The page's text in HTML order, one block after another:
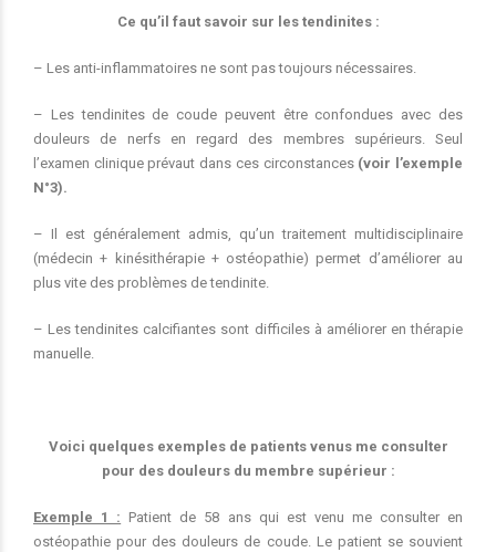
Ce qu’il faut savoir sur les tendinites :
– Les anti-inflammatoires ne sont pas toujours nécessaires.
– Les tendinites de coude peuvent être confondues avec des
douleurs de nerfs en regard des membres supérieurs. Seul
l’examen clinique prévaut dans ces circonstances (voir l’exemple
N°3).
– Il est généralement admis, qu’un traitement multidisciplinaire
(médecin + kinésithérapie + ostéopathie) permet d’améliorer au
plus vite des problèmes de tendinite.
– Les tendinites calcifiantes sont difficiles à améliorer en thérapie
manuelle.
Voici quelques exemples de patients venus me consulter
pour des douleurs du membre supérieur :
Exemple 1 : Patient de 58 ans qui est venu me consulter en
ostéopathie pour des douleurs de coude. Le patient se souvient